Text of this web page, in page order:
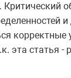
корректные
эта статья